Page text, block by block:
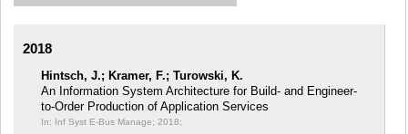
2018
Hintsch, J.; Kramer, F.; Turowski, K.
An Information System Architecture for Build- and Engineer-
to-Order Production of Application Services
In: Inf Syst E-Bus Manage; 2018;